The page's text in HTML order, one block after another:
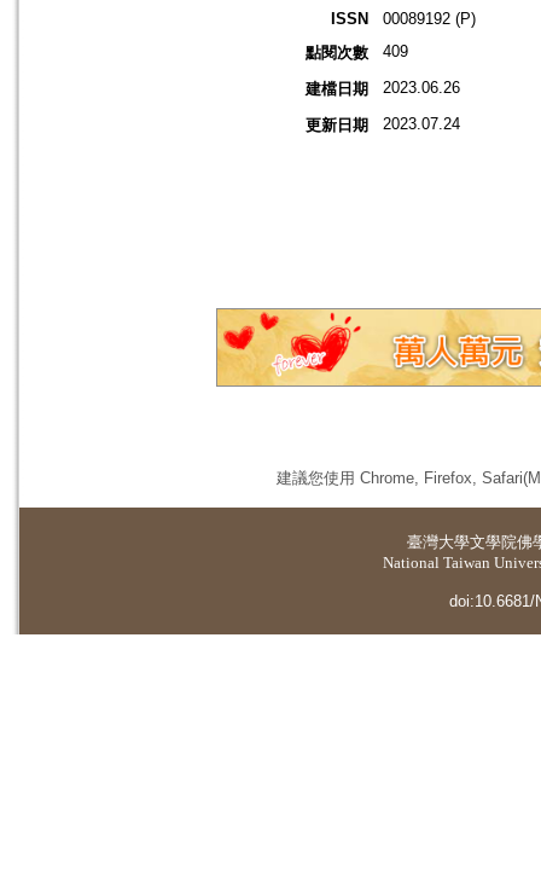
ISSN
00089192 (P)
點閱次數
409
建檔日期 2023.06.26
更新日期 2023.07.24
建議您使用 Chrome, Firefox,
臺灣大學文學院佛
National Taiwan
doi:10.6681/